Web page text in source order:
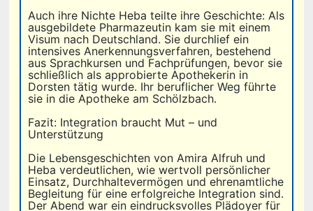
Auch ihre Nichte Heba teilte ihre Geschichte: Als
ausgebildete Pharmazeutin kam sie mit einem
Visum nach Deutschland. Sie durchlief ein
intensives Anerkennungsverfahren, bestehend
aus Sprachkursen und Fachprüfungen, bevor sie
schließlich als approbierte Apothekerin in
Dorsten tätig wurde. Ihr beruflicher Weg führte
sie in die Apotheke am Schölzbach.
Fazit: Integration braucht Mut – und
Unterstützung
Die Lebensgeschichten von Amira Alfruh und
Heba verdeutlichen, wie wertvoll persönlicher
Einsatz, Durchhaltevermögen und ehrenamtliche
Begleitung für eine erfolgreiche Integration sind.
Der Abend war ein eindrucksvolles Plädoyer für